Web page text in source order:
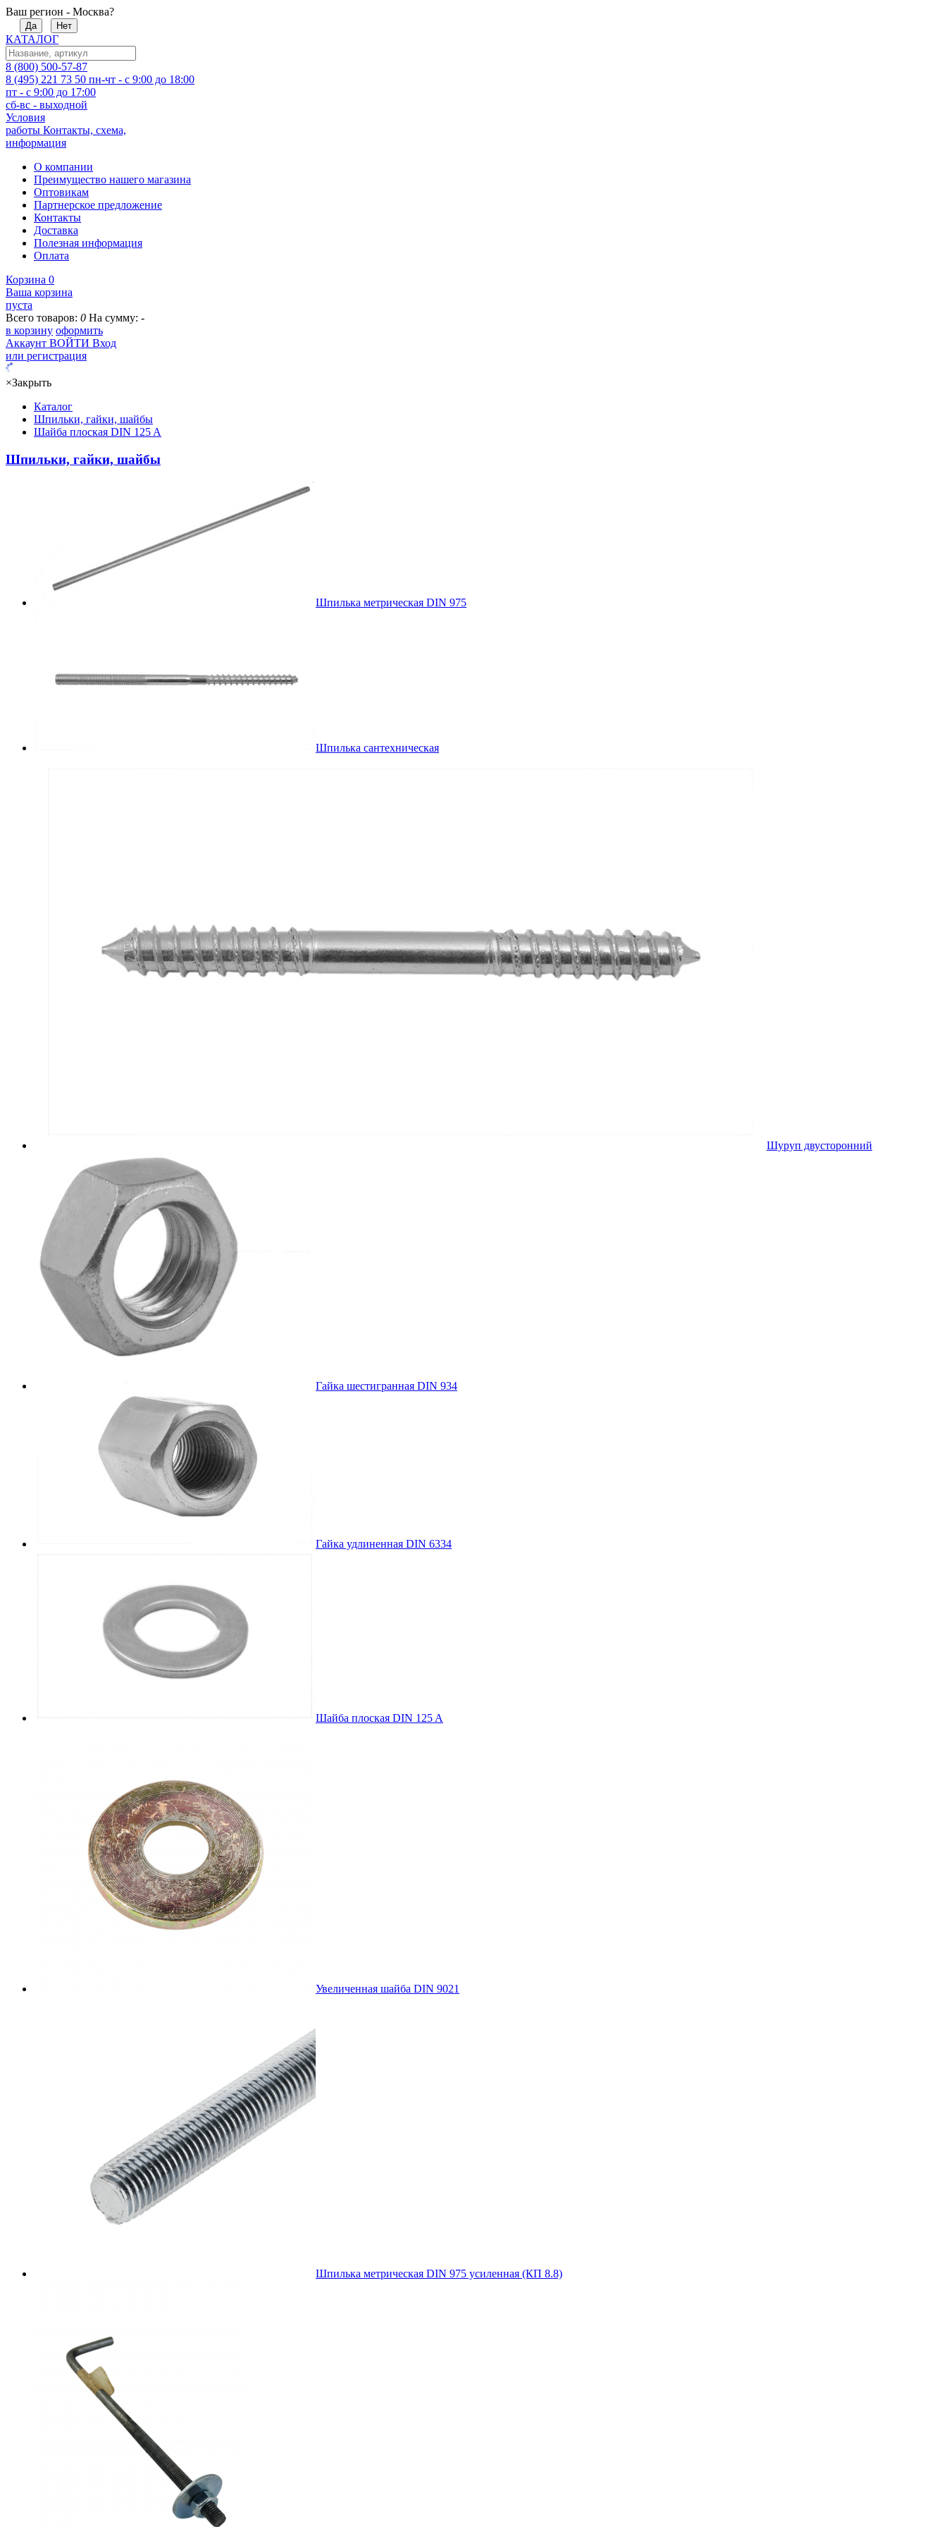
Ваш регион - Москва?
Да Нет
КАТАЛОГ
8 (800) 500-57-87
8 (495) 221 73 50 пн-чт - с 9:00 до 18:00
пт - с 9:00 до 17:00
сб-вс - выходной
Условия
работы Контакты, схема,
информация
О компании
Преимущество нашего магазина
Оптовикам
Партнерское предложение
Контакты
Доставка
Полезная информация
Оплата
Корзина 0
Ваша корзина
пуста
Всего товаров: 0 На сумму: -
в корзину оформить
Аккаунт ВОЙТИ Вход
или регистрация
×Закрыть
Каталог
Шпильки, гайки, шайбы
Шайба плоская DIN 125 A
Шпильки, гайки, шайбы
Шпилька метрическая DIN 975
Шпилька сантехническая
Шуруп двусторонний
Гайка шестигранная DIN 934
Гайка удлиненная DIN 6334
Шайба плоская DIN 125 A
Увеличенная шайба DIN 9021
Шпилька метрическая DIN 975 усиленная (КП 8.8)